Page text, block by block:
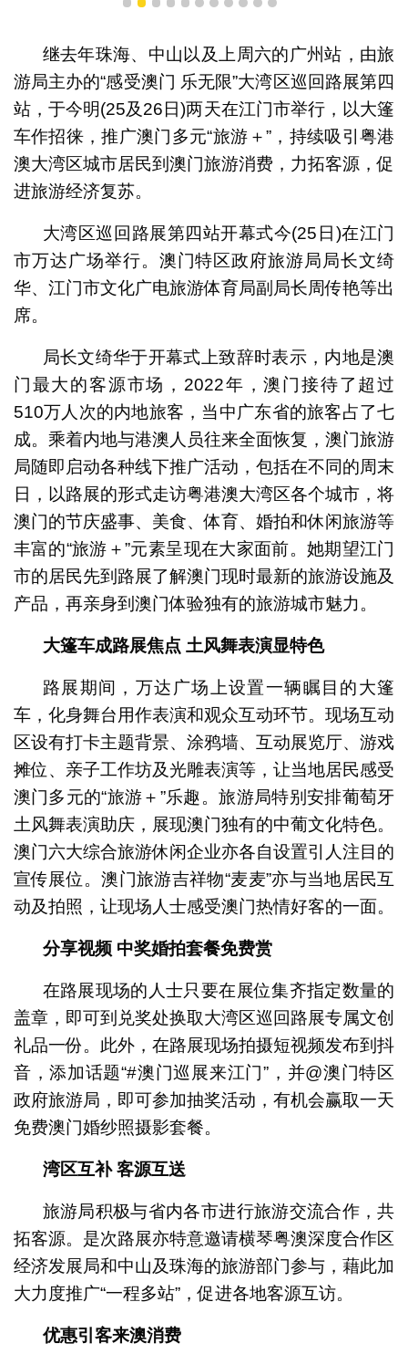
1 2 3 4 5 6 7 8 9 1011
继去年珠海、中山以及上周六的广州站，由旅
游局主办的“感受澳门 乐无限”大湾区巡回路展第四
站，于今明(25及26日)两天在江门市举行，以大篷
车作招徕，推广澳门多元“旅游＋”，持续吸引粤港
澳大湾区城市居民到澳门旅游消费，力拓客源，促
进旅游经济复苏。
大湾区巡回路展第四站开幕式今(25日)在江门
市万达广场举行。澳门特区政府旅游局局长文绮
华、江门市文化广电旅游体育局副局长周传艳等出
席。
局长文绮华于开幕式上致辞时表示，内地是澳
门最大的客源市场，2022年，澳门接待了超过
510万人次的内地旅客，当中广东省的旅客占了七
成。乘着内地与港澳人员往来全面恢复，澳门旅游
局随即启动各种线下推广活动，包括在不同的周末
日，以路展的形式走访粤港澳大湾区各个城市，将
澳门的节庆盛事、美食、体育、婚拍和休闲旅游等
丰富的“旅游＋”元素呈现在大家面前。她期望江门
市的居民先到路展了解澳门现时最新的旅游设施及
产品，再亲身到澳门体验独有的旅游城市魅力。
大篷车成路展焦点 土风舞表演显特色
路展期间，万达广场上设置一辆瞩目的大篷
车，化身舞台用作表演和观众互动环节。现场互动
区设有打卡主题背景、涂鸦墙、互动展览厅、游戏
摊位、亲子工作坊及光雕表演等，让当地居民感受
澳门多元的“旅游＋”乐趣。旅游局特别安排葡萄牙
土风舞表演助庆，展现澳门独有的中葡文化特色。
澳门六大综合旅游休闲企业亦各自设置引人注目的
宣传展位。澳门旅游吉祥物“麦麦”亦与当地居民互
动及拍照，让现场人士感受澳门热情好客的一面。
分享视频 中奖婚拍套餐免费赏
在路展现场的人士只要在展位集齐指定数量的
盖章，即可到兑奖处换取大湾区巡回路展专属文创
礼品一份。此外，在路展现场拍摄短视频发布到抖
音，添加话题“#澳门巡展来江门”，并@澳门特区
政府旅游局，即可参加抽奖活动，有机会赢取一天
免费澳门婚纱照摄影套餐。
湾区互补 客源互送
旅游局积极与省内各市进行旅游交流合作，共
拓客源。是次路展亦特意邀请横琴粤澳深度合作区
经济发展局和中山及珠海的旅游部门参与，藉此加
大力度推广“一程多站”，促进各地客源互访。
优惠引客来澳消费